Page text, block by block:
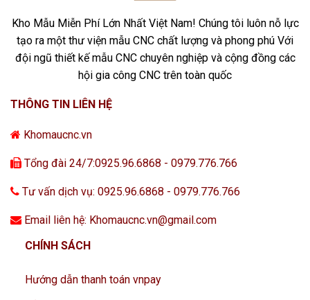
Kho Mẫu Miễn Phí Lớn Nhất Việt Nam! Chúng tôi luôn nỗ lực
tạo ra một thư viện mẫu CNC chất lượng và phong phú Với
đội ngũ thiết kế mẫu CNC chuyên nghiệp và cộng đồng các
hội gia công CNC trên toàn quốc
THÔNG TIN LIÊN HỆ
Khomaucnc.vn
Tổng đài 24/7:0925.96.6868 - 0979.776.766
Tư vấn dịch vụ: 0925.96.6868 - 0979.776.766
Email liên hệ: Khomaucnc.vn@gmail.com
CHÍNH SÁCH
Hướng dẫn thanh toán vnpay